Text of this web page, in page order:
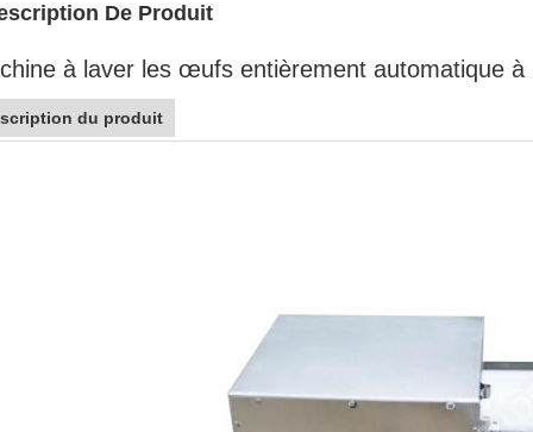
De Produit
à laver les œufs entièrement automatique à
du produit